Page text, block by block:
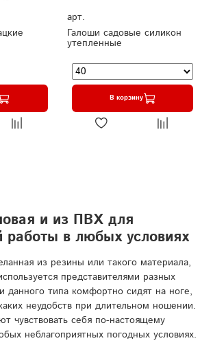
арт.
Галоши садовые силикон
утепленные
В корзину
и из ПВХ для
работы в любых условиях
из резины или такого материала,
представителями разных
данного типа комфортно сидят на ноге,
неудобств при длительном ношении.
чувствовать себя по-настоящему
неблагоприятных погодных условиях.